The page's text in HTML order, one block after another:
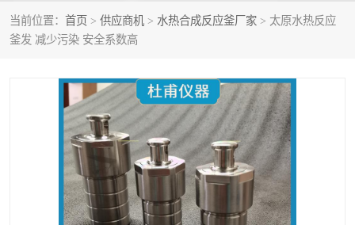
当前位置： 首页 > 供应商机 > 水热合成反应釜厂家 > 太原水热反应
釜发 减少污染 安全系数高
旋转蒸发器厂家 双层玻璃反应釜10L
高温循环油浴锅母 五抽头循环水真空泵
多功能水浴锅 多功能油浴锅
单层玻璃反应釜 低温恒温反应浴槽
磁力搅拌器 电动搅拌器